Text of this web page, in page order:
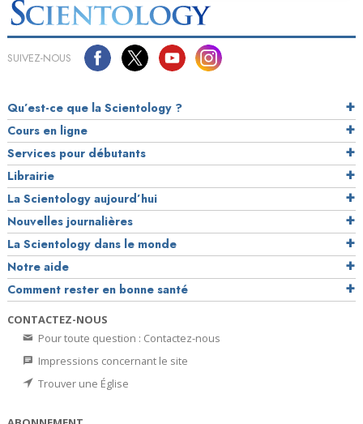
SUIVEZ-NOUS
Qu’est-ce que la Scientology ?
Cours en ligne
Services pour débutants
Librairie
La Scientology aujourd’hui
Nouvelles journalières
La Scientology dans le monde
Notre aide
Comment rester en bonne santé
CONTACTEZ-NOUS
Pour toute question : Contactez-nous
Impressions concernant le site
Trouver une Église